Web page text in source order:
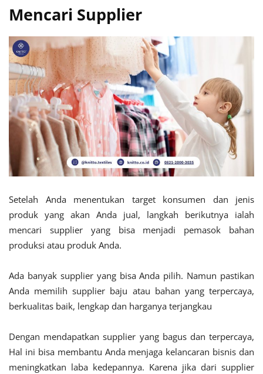
Mencari Supplier
Setelah Anda menentukan target konsumen dan jenis
produk yang akan Anda jual, langkah berikutnya ialah
mencari supplier yang bisa menjadi pemasok bahan
produksi atau produk Anda.
Ada banyak supplier yang bisa Anda pilih. Namun pastikan
Anda memilih supplier baju atau bahan yang terpercaya,
berkualitas baik, lengkap dan harganya terjangkau
Dengan mendapatkan supplier yang bagus dan terpercaya,
Hal ini bisa membantu Anda menjaga kelancaran bisnis dan
meningkatkan laba kedepannya. Karena jika dari supplier